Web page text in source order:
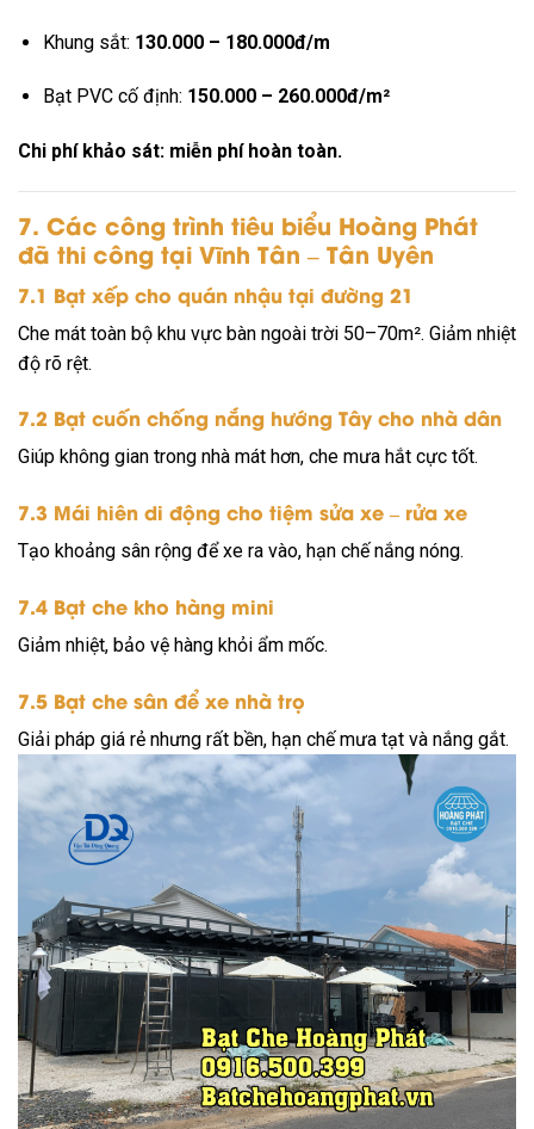
Khung sắt: 130.000 – 180.000đ/m
Bạt PVC cố định: 150.000 – 260.000đ/m²
Chi phí khảo sát: miễn phí hoàn toàn.
7. Các công trình tiêu biểu Hoàng Phát
đã thi công tại Vĩnh Tân – Tân Uyên
7.1 Bạt xếp cho quán nhậu tại đường 21
Che mát toàn bộ khu vực bàn ngoài trời 50–70m². Giảm nhiệt
độ rõ rệt.
7.2 Bạt cuốn chống nắng hướng Tây cho nhà dân
Giúp không gian trong nhà mát hơn, che mưa hắt cực tốt.
7.3 Mái hiên di động cho tiệm sửa xe – rửa xe
Tạo khoảng sân rộng để xe ra vào, hạn chế nắng nóng.
7.4 Bạt che kho hàng mini
Giảm nhiệt, bảo vệ hàng khỏi ẩm mốc.
7.5 Bạt che sân để xe nhà trọ
Giải pháp giá rẻ nhưng rất bền, hạn chế mưa tạt và nắng gắt.